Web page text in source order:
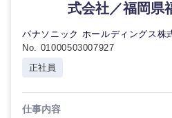
（IT）、
ビス・制
作、ゲー
技術職（モノづくり）
金融専門職
不動産専門職
小売・通販・外食
IT・通信
WEBサービス
フルリモート
式会社／福岡県
パナソニック ホールディングス株
No. 01000503007927
正社員
仕事内容